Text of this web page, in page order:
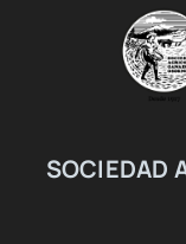
SOCIEDAD